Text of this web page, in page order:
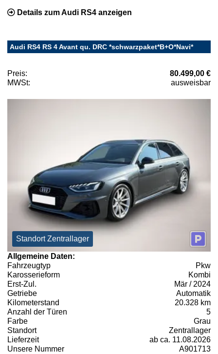
Details zum Audi RS4 anzeigen
Audi RS4 RS 4 Avant qu. DRC *schwarzpaket*B+O*Navi*
Preis:
80.499,00 €
MWSt:
ausweisbar
Standort Zentrallager
Allgemeine Daten:
Fahrzeugtyp
Pkw
Karosserieform
Kombi
Erst-Zul.
Mär / 2024
Getriebe
Automatik
Kilometerstand
20.328 km
Anzahl der Türen
5
Farbe
Grau
Standort
Zentrallager
Lieferzeit
ab ca. 11.08.2026
Unsere Nummer
A901713